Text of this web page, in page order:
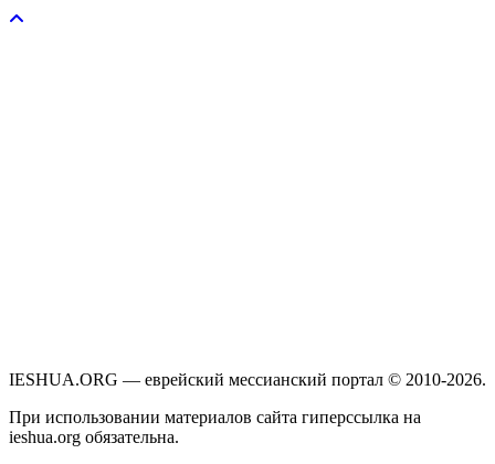
IESHUA.ORG — еврейский мессианский портал © 2010-2026.
При использовании материалов сайта гиперссылка на
ieshua.org обязательна.